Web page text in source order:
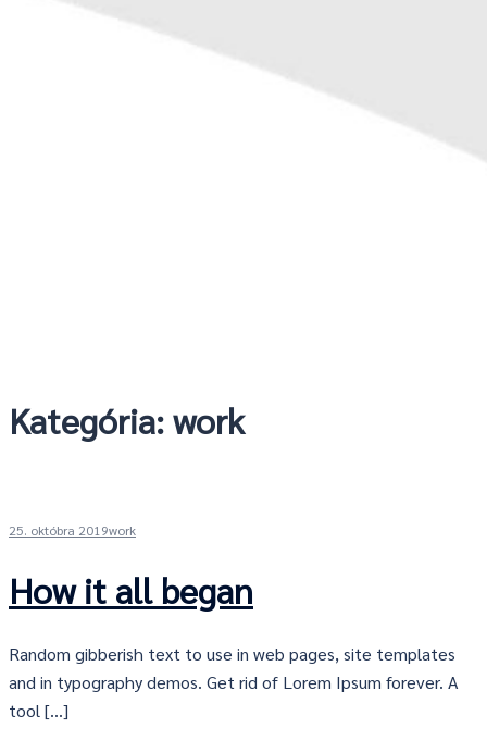
Kategória:work
25. októbra 2019work
How it all began
Random gibberish text to use in web pages, site templates
and in typography demos. Get rid of Lorem Ipsum forever. A
tool […]